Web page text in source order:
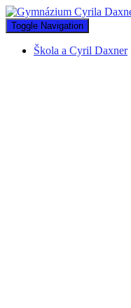
Toggle Navigation
Škola a Cyril Daxner